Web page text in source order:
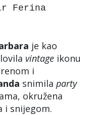
Ferina
je kao
vintage ikonu
i
snimila party
okružena
i snijegom.